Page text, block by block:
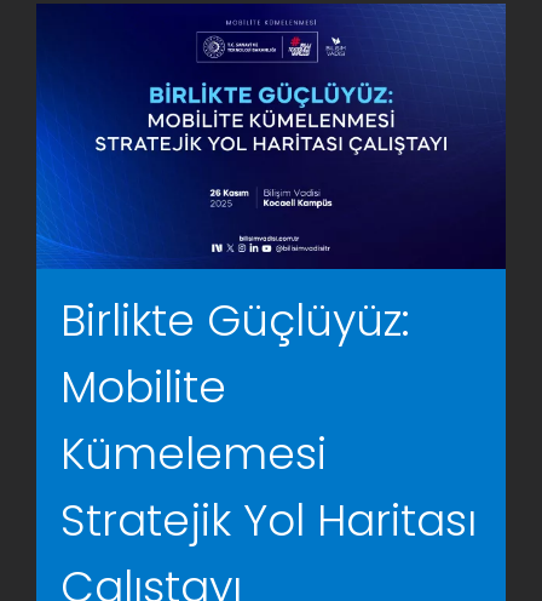
AR-GE Portal
Kariyer Portal
Ara:
Birlikte Güçlüyüz:
Mobilite
Kümelemesi
Stratejik Yol Haritası
Çalıştayı